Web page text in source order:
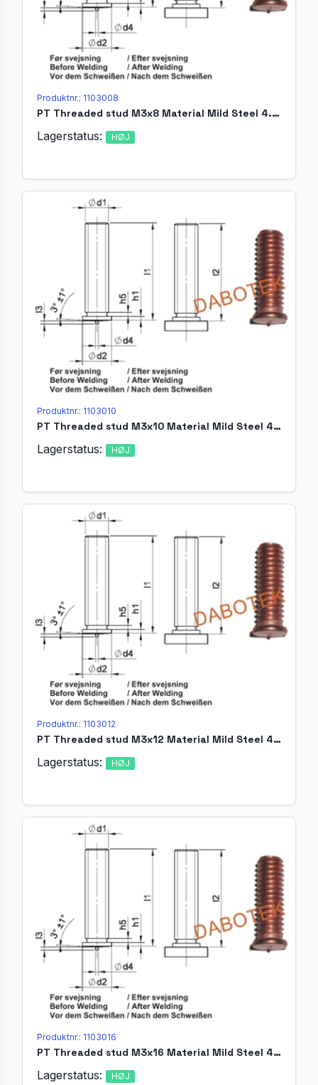
Produktnr.: 1103008
PT Threaded stud M3x8 Material Mild Steel 4.8 acc. EN ISO 13918
Lagerstatus: HØJ
Produktnr.: 1103010
PT Threaded stud M3x10 Material Mild Steel 4.8 acc. EN ISO 13918
Lagerstatus: HØJ
Produktnr.: 1103012
PT Threaded stud M3x12 Material Mild Steel 4.8 acc. EN ISO 13918
Lagerstatus: HØJ
Produktnr.: 1103016
PT Threaded stud M3x16 Material Mild Steel 4.8 acc. EN ISO 13918
Lagerstatus: HØJ